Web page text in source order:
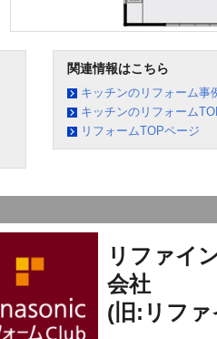
関連情報はこちら
キッチンのリフォーム事
キッチンのリフォーム
リフォームTOPページ
リファイ
会社
(旧:リファ